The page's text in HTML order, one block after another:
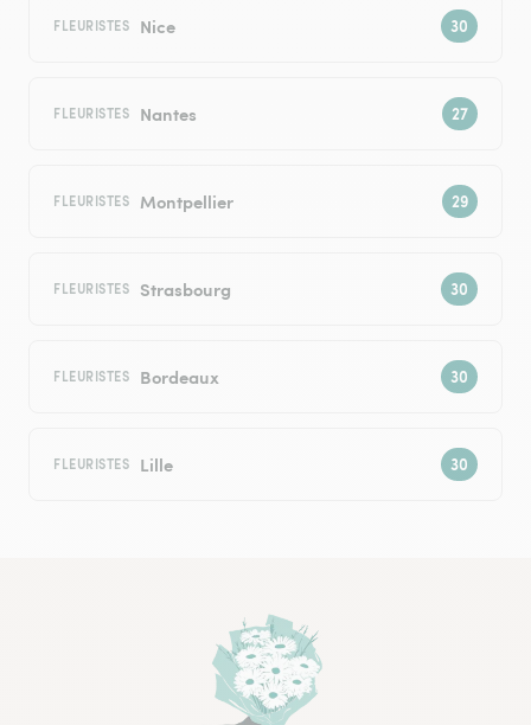
FLEURISTES Nice
FLEURISTES Nantes
FLEURISTES Montpellier
FLEURISTES Strasbourg
FLEURISTES Bordeaux
FLEURISTES Lille